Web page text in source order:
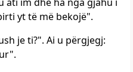
yt të më bekojë".
je ti?". Ai u përgjegj: